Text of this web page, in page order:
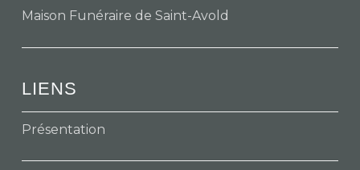
Maison Funéraire de Saint-Avold
LIENS
Présentation